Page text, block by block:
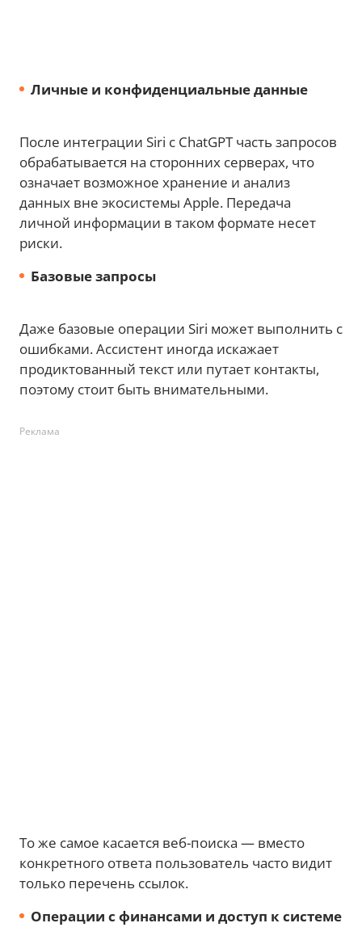
Личные и конфиденциальные данные
После интеграции Siri с ChatGPT часть запросов
обрабатывается на сторонних серверах, что
означает возможное хранение и анализ
данных вне экосистемы Apple. Передача
личной информации в таком формате несет
риски.
Базовые запросы
Даже базовые операции Siri может выполнить с
ошибками. Ассистент иногда искажает
продиктованный текст или путает контакты,
поэтому стоит быть внимательными.
Реклама
То же самое касается веб-поиска — вместо
конкретного ответа пользователь часто видит
только перечень ссылок.
Операции с финансами и доступ к системе